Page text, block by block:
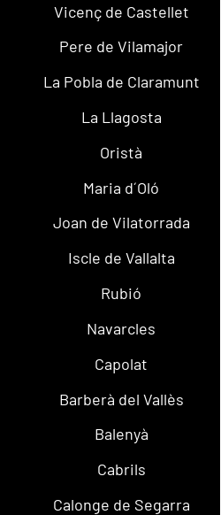
Vicenç de Castellet
Pere de Vilamajor
La Pobla de Claramunt
La Llagosta
Oristà
Maria d´Oló
Joan de Vilatorrada
Iscle de Vallalta
Rubió
Navarcles
Capolat
Barberà del Vallès
Balenyà
Cabrils
Calonge de Segarra